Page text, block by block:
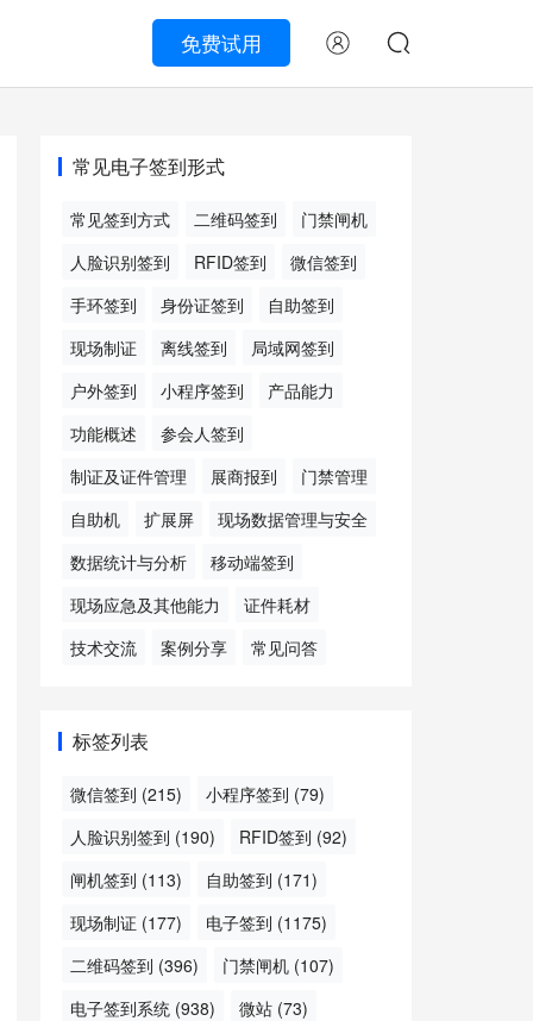
免费试用
常见电子签到形式
常见签到方式 二维码签到
门禁闸机
人脸识别签到
RFID签到
微信签到
手环签到
身份证签到
自助签到
现场制证
离线签到
局域网签到
户外签到
小程序签到
产品能力
功能概述
参会人签到
制证及证件管理
展商报到
门禁管理
自助机
扩展屏
现场数据管理与安全
数据统计与分析
移动端签到
现场应急及其他能力
证件耗材
技术交流
案例分享 常见问答
标签列表
微信签到 (215) 小程序签到 (79)
人脸识别签到 (190) RFID签到 (92)
闸机签到 (113) 自助签到 (171)
现场制证 (177) 电子签到 (1175)
二维码签到 (396) 门禁闸机(107)
电子签到系统(938) 微站(73)